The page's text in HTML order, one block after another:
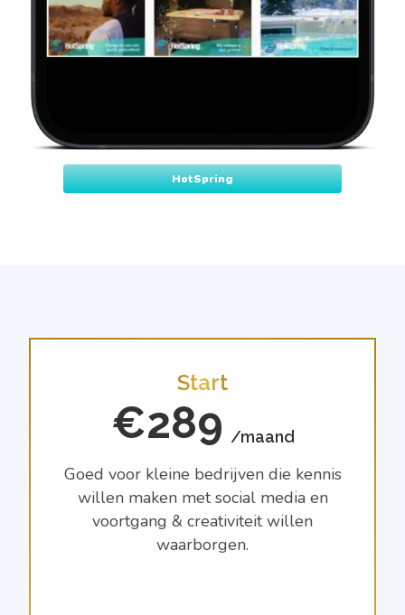
HotSpring
Start
€289 /maand
Goed voor kleine bedrijven die kennis
willen maken met social media en
voortgang & creativiteit willen
waarborgen.